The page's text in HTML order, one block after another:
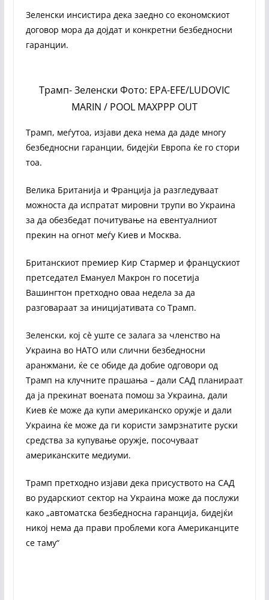
Зеленски инсистира дека заедно со економскиот
договор мора да дојдат и конкретни безбедносни
гаранции.
Трамп- Зеленски Фото: EPA-EFE/LUDOVIC
MARIN / POOL MAXPPP OUT
Трамп, меѓутоа, изјави дека нема да даде многу
безбедносни гаранции, бидејќи Европа ќе го стори
тоа.
Велика Британија и Франција ја разгледуваат
можноста да испратат мировни трупи во Украина
за да обезбедат почитување на евентуалниот
прекин на огнот меѓу Киев и Москва.
Британскиот премиер Кир Стармер и францускиот
претседател Емануел Макрон го посетија
Вашингтон претходно оваа недела за да
разговараат за иницијативата со Трамп.
Зеленски, кој сè уште се залага за членство на
Украина во НАТО или слични безбедносни
аранжмани, ќе се обиде да добие одговори од
Трамп на клучните прашања – дали САД планираат
да ја прекинат воената помош за Украина, дали
Киев ќе може да купи американско оружје и дали
Украина ќе може да ги користи замрзнатите руски
средства за купување оружје, посочуваат
американските медиуми.
Трамп претходно изјави дека присуството на САД
во рударскиот сектор на Украина може да послужи
како „автоматска безбедносна гаранција, бидејќи
никој нема да прави проблеми кога Американците
се таму“